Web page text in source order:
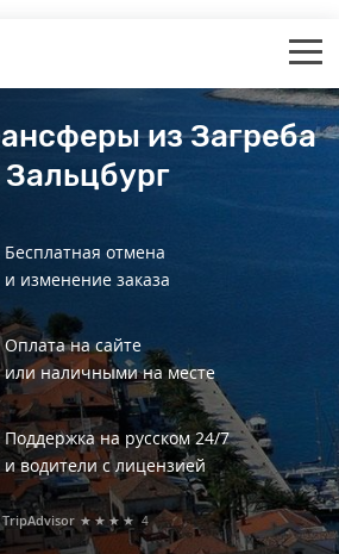
из Загреба
Зальцбург
Бесплатная отмена
и изменение заказа
Оплата на сайте
или наличными на месте
Поддержка на русском 24/7
и водители с лицензией
TripAdvisor ★★★★ 4